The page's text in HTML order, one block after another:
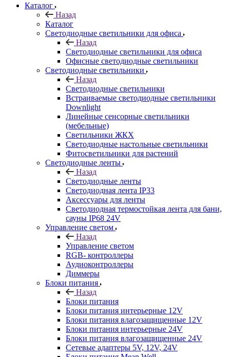
Каталог
Назад
Каталог
Светодиодные светильники для офиса
Назад
Светодиодные светильники для офиса
Офисные светодиодные светильники
Светодиодные светильники
Назад
Светодиодные светильники
Встраиваемые светодиодные светильники
Downlight
Линейные сенсорные светильники
(мебельные)
Светильники ЖКХ
Светодиодные настольные светильники
Фитосветильники для растений
Светодиодные ленты
Назад
Светодиодные ленты
Светодиодная лента IP33
Аксессуары для ленты
Светодиодная термостойкая лента для бани,
сауны IP68 24V
Управление светом
Назад
Управление светом
RGB- контроллеры
Аудиоконтроллеры
Диммеры
Блоки питания
Назад
Блоки питания
Блоки питания интерьерные 12V
Блоки питания влагозащищенные 12V
Блоки питания интерьерные 24V
Блоки питания влагозащищенные 24V
Сетевые адаптеры 5V, 12V, 24V